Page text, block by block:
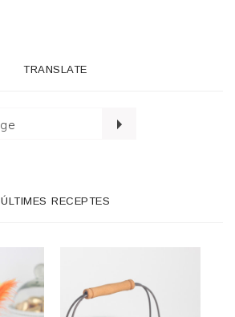
TRANSLATE
ÚLTIMES RECEPTES